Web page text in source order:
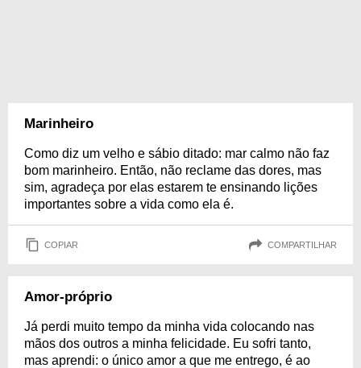
Marinheiro
Como diz um velho e sábio ditado: mar calmo não faz
bom marinheiro. Então, não reclame das dores, mas
sim, agradeça por elas estarem te ensinando lições
importantes sobre a vida como ela é.
COPIAR COMPARTILHAR
Amor-próprio
Já perdi muito tempo da minha vida colocando nas
mãos dos outros a minha felicidade. Eu sofri tanto,
mas aprendi: o único amor a que me entrego, é ao